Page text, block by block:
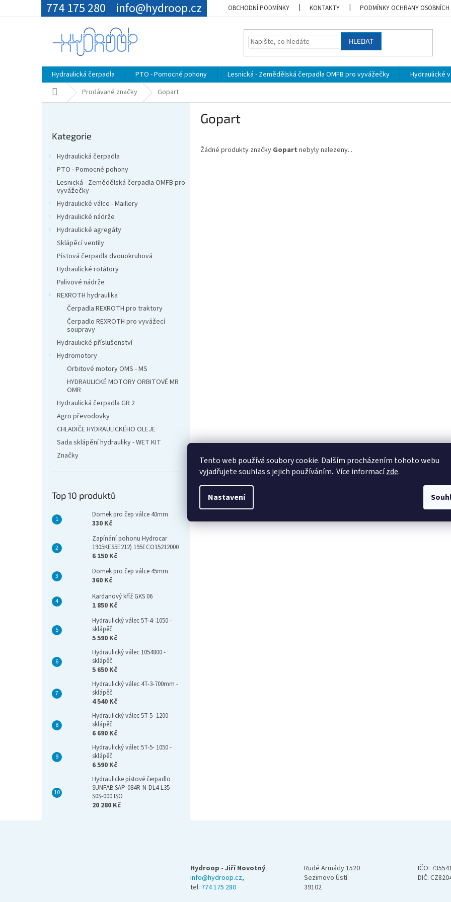
Tento web používá soubory cookie. Dalším procházením tohoto webu
vyjadřujete souhlas s jejich používáním.. Více informacízde.
Nastavení
774 175 280 info@hydroop.cz OBCHODNÍ PODMÍNKY KONTAKTY PODMÍNKY OCHRANY OSOBNÍCH
HLEDAT
Hydraulická čerpadla PTO - Pomocné pohony Lesnická - Zemědělská čerpadla OMFB pro vyvážečky Hydraulické
Domů Prodávané značky Gopart
kategorie
Kategorie
Hydraulická čerpadla
PTO - Pomocné pohony
Lesnická - Zemědělská čerpadla OMFB pro
vyvážečky
Hydraulické válce - Maillery
Hydraulické nádrže
Hydraulické agregáty
Sklápěcí ventily
Pístová čerpadla dvouokruhová
Hydraulické rotátory
Palivové nádrže
REXROTH hydraulika
Čerpadla REXROTH pro traktory
Čerpadlo REXROTH pro vyvážecí
soupravy
Hydraulické příslušenství
Hydromotory
Orbitové motory OMS - MS
HYDRAULICKÉ MOTORY ORBITOVÉ MR
OMR
Hydraulická čerpadla GR 2
Agro převodovky
CHLADIČE HYDRAULICKÉHO OLEJE
Sada sklápění hydrauliky - WET KIT
Značky
Top 10 produktů
Domek pro čep válce 40mm
330 Kč
Zapínání pohonu Hydrocar
1905KES5E212) 195ECO15212000
6 150 Kč
Domek pro čep válce 45mm
360 Kč
Kardanový kříž GKS 06
1 850 Kč
Hydraulický válec 5T-4- 1050 -
sklápěč
5 590 Kč
Hydraulický válec 1054800 -
sklápěč
5 650 Kč
Hydraulický válec 4T-3-700mm -
sklápěč
4 540 Kč
Hydraulický válec 5T-5- 1200 -
sklápěč
6 690 Kč
Hydraulický válec 5T-5- 1050 -
sklápěč
6 590 Kč
Hydraulicke pístové čerpadlo
SUNFAB SAP-084R-N-DL4-L35-
S0S-000 ISO
20 280 Kč
Gopart
Žádné produkty značky Gopart nebyly nalezeny...
Hydroop - Jiří Novotný
info@hydroop.cz,
tel: 774 175 280
Rudé Armády 1520
Sezimovo Ústí
39102
IČO:
DIČ: